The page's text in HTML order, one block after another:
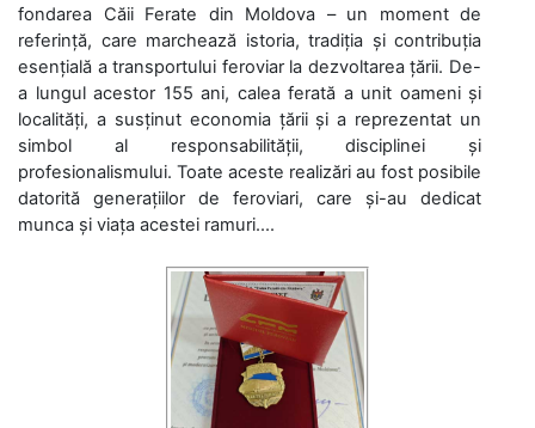
fondarea Căii Ferate din Moldova – un moment de
referință, care marchează istoria, tradiția și contribuția
esențială a transportului feroviar la dezvoltarea țării. De-
a lungul acestor 155 ani, calea ferată a unit oameni și
localități, a susținut economia țării și a reprezentat un
simbol al responsabilității, disciplinei și
profesionalismului. Toate aceste realizări au fost posibile
datorită generațiilor de feroviari, care și-au dedicat
munca și viața acestei ramuri....